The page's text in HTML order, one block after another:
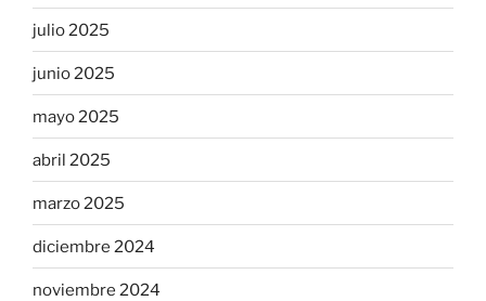
julio 2025
junio 2025
mayo 2025
abril 2025
marzo 2025
diciembre 2024
noviembre 2024